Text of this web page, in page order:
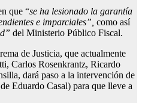
que “se ha lesionado la garantía
e imparciales”, como así
del Ministerio Público Fiscal.
de Justicia, que actualmente
Carlos Rosenkrantz, Ricardo
dará paso a la intervención de
Eduardo Casal) para que lleve a